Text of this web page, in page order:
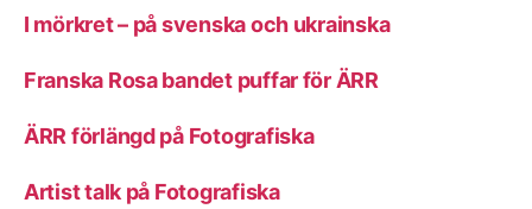
I mörkret – på svenska och ukrainska
Franska Rosa bandet puffar för ÄRR
ÄRR förlängd på Fotografiska
Artist talk på Fotografiska